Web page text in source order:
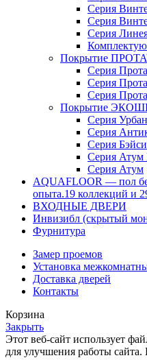
Серия
Серия
Серия
Покрытие
Серия
Серия
Серия
Покрытие
Серия Урбан
Серия
Серия
Серия Атум
Серия Атум
AQUAFLOOR — пол
опыта.19 коллекций и
ВХОДНЫЕ ДВЕРИ
Инвизибл (скрытый
Фурнитура
Замер проемов
Установка
Доставка дверей
Контакты
Корзина
Закрыть
Этот веб-сайт использует
для улучшения работы